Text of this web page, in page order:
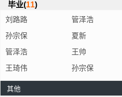
毕业(11)
刘路路
管泽浩
孙宗保
夏新
管泽浩
王帅
王琦伟
孙宗保
其他